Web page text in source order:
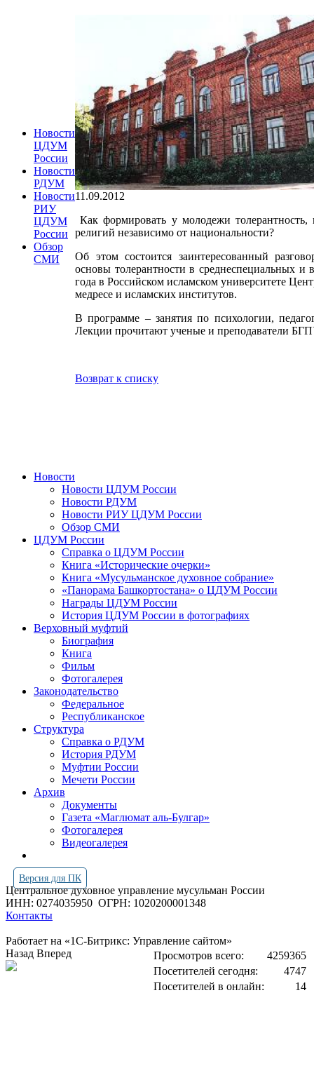
Новости
ЦДУМ
России
Новости
РДУМ
Новости
РИУ
ЦДУМ
России
Обзор
СМИ
11.09.2012
Как формировать у молодежи
религий независимо от национальности?
Об этом состоится заинтересованный
основы толерантности в среднеспециальных
года в Российском исламском университете
медресе и исламских институтов.
В программе – занятия по психологии,
Лекции прочитают ученые и преподаватели
Возврат к списку
Новости
Новости ЦДУМ России
Новости РДУМ
Новости РИУ ЦДУМ России
Обзор СМИ
ЦДУМ России
Справка о ЦДУМ России
Книга «Исторические очерки»
Книга «Мусульманское духовное собрание»
«Панорама Башкортостана» о ЦДУМ России
Награды ЦДУМ России
История ЦДУМ России в фотографиях
Верховный муфтий
Биография
Книга
Фильм
Фотогалерея
Законодательство
Федеральное
Республиканское
Структура
Справка о РДУМ
История РДУМ
Муфтии России
Мечети России
Архив
Документы
Газета «Маглюмат аль-Булгар»
Фотогалерея
Видеогалерея
Версия для ПК
Центральное духовное управление мусульман России
ИНН: 0274035950 ОГРН: 1020200001348
Контакты
Работает на «1С-Битрикс: Управление сайтом»
Просмотров всего:
4259365
Посетителей сегодня:
4747
Посетителей в онлайн:
14
Назад Вперед